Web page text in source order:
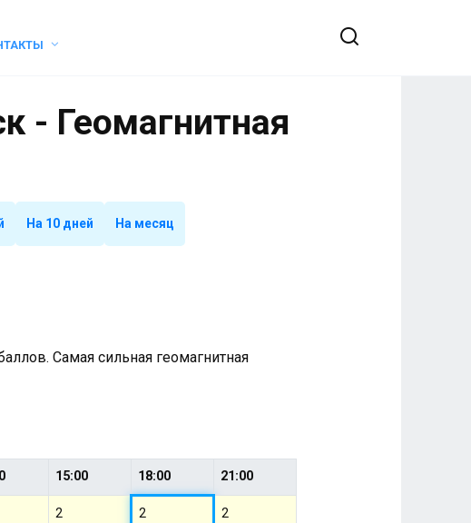
- Геомагнитная
На 10 дней На месяц
Самая сильная геомагнитная
15:00 18:00 21:00
2 2 2